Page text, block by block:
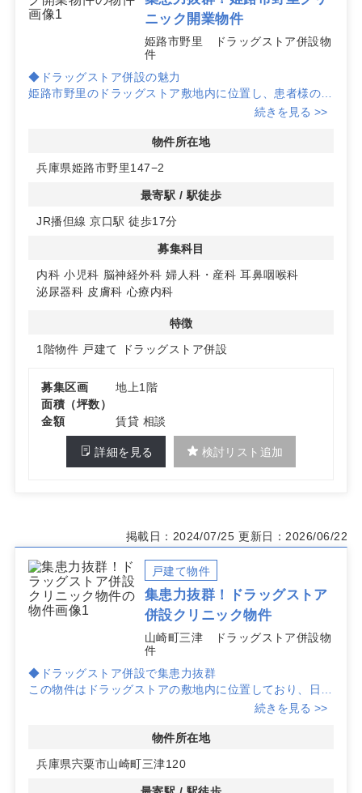
ニック開業物件
姫路市野里 ドラッグストア併設物
件
◆ドラッグストア併設の魅力
姫路市野里のドラッグストア敷地内に位置し、患者様の利
便性が高まります。買い物ついでに来院する方も多く、集
建築プランは自由に組み立てることができ、クリニックの
特色を活かした空間を実現できます。貴院のニーズに合わ
共有駐車場が90台以上あり、車でのアクセスも快適で
す。患者様にとって通いやすい環境が整っています。詳細
はお問い合わせください。
続きを見る >>
物件所在地
兵庫県姫路市野里147−2
最寄駅 / 駅徒歩
JR播但線 京口駅 徒歩17分
募集科目
内科 小児科 脳神経外科 婦人科・産科 耳鼻咽喉科
泌尿器科 皮膚科 心療内科
特徴
1階物件 戸建て ドラッグストア併設
募集区画
地上1階
面積（坪数）
金額
賃貸 相談
詳細を見る 検討リスト追加
掲載日：2024/07/25 更新日：2026/06/22
戸建て物件
集患力抜群！ドラッグストア
併設クリニック物件
山崎町三津 ドラッグストア併設物
件
◆ドラッグストア併設で集患力抜群
この物件はドラッグストアの敷地内に位置しており、日常
的に多くの人が訪れるため、集患力が期待できます。患者
クリニックの建築プランは自由に組み立てることができ、
医療機関のニーズに合わせた最適な空間を実現できます。
続きを見る >>
物件所在地
兵庫県宍粟市山崎町三津120